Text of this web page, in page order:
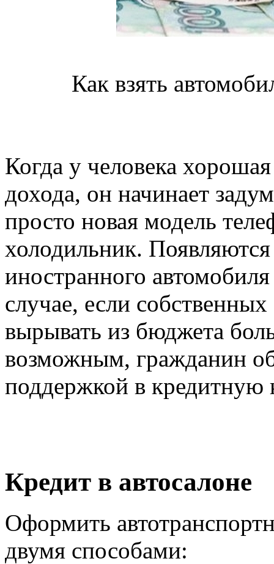
Как взять
Когда у человека
дохода, он начинает
просто новая модель
холодильник.
иностранного
случае, если
вырывать из бюджета
возможным, гражданин
поддержкой в
Кредит в автосалоне
Оформить
двумя способами: